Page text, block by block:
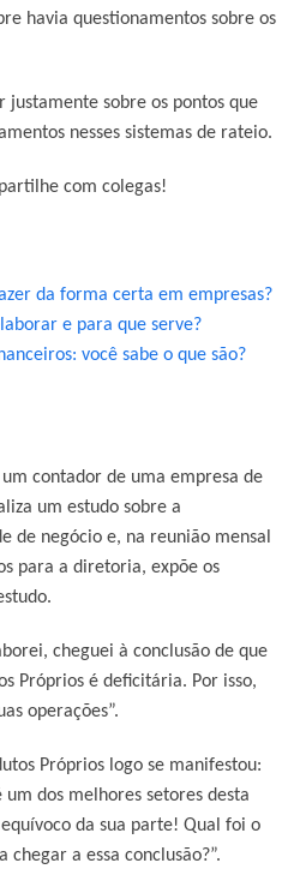
havia questionamentos sobre os
justamente sobre os pontos que
nesses sistemas de rateio.
com colegas!
da forma certa em empresas?
e para que serve?
você sabe o que são?
contador de uma empresa de
um estudo sobre a
de negócio e, na reunião mensal
para a diretoria, expõe os
cheguei à conclusão de que
Próprios é deficitária. Por isso,
operações”.
Próprios logo se manifestou:
um dos melhores setores desta
da sua parte! Qual foi o
a essa conclusão?”.